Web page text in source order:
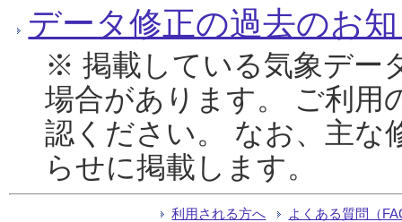
データ修正の過去のお
※ 掲載している気象デー
場合があります。 ご利用
認ください。 なお、主な
らせに掲載します。
利用される方へ よくある質問（